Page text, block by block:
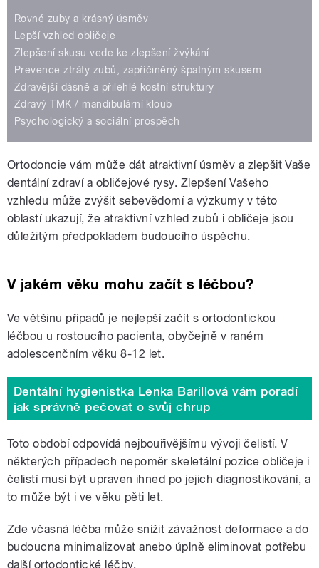
Rovné zuby a krásný úsměv
Lepší vzhled obličeje
Zlepšení skusu vede ke zlepšení žvýkání
Prevence ztráty zubů, zapříčiněný špatným skusem
Zdravější dásně a přilehlé kostní struktury
Zdravý TMK / mandibulární kloub
Psychologický a sociální prospěch
Ortodoncie vám může dát atraktivní úsměv a zlepšit Vaše
dentální zdraví a obličejové rysy. Zlepšení Vašeho
vzhledu může zvýšit sebevědomí a výzkumy v této
oblastí ukazují, že atraktivní vzhled zubů i obličeje jsou
důležitým předpokladem budoucího úspěchu.
V jakém věku mohu začít s léčbou?
Ve většinu případů je nejlepší začít s ortodontickou
léčbou u rostoucího pacienta, obyčejně v raném
adolescenčním věku 8-12 let.
Dentální hygienistka Lenka Barillová vám poradí
jak správně pečovat o svůj chrup
Toto období odpovídá nejbouřivějšímu vývoji čelistí. V
některých případech nepoměr skeletální pozice obličeje i
čelistí musí být upraven ihned po jejich diagnostikování, a
to může být i ve věku pěti let.
Zde včasná léčba může snížit závažnost deformace a do
budoucna minimalizovat anebo úplně eliminovat potřebu
další ortodontické léčby.